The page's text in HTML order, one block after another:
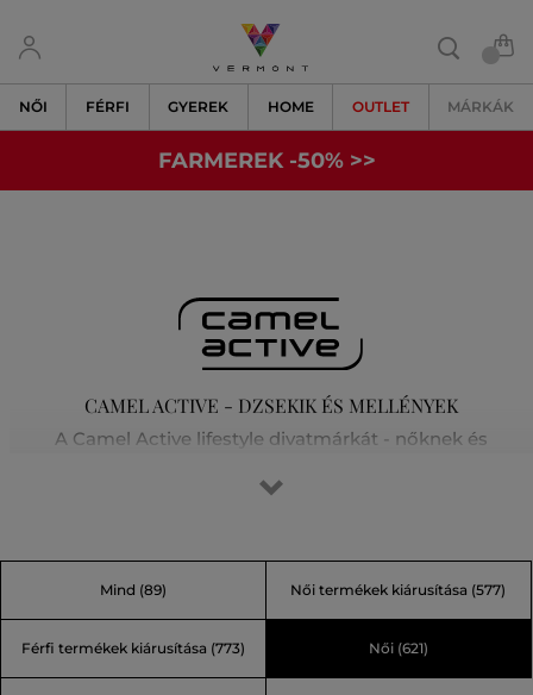
NŐI FÉRFI GYEREK HOME OUTLET MÁRKÁK
FARMEREK -50% >>
CAMEL ACTIVE - DZSEKIK ÉS MELLÉNYEK
A Camel Active lifestyle divatmárkát - nőknek és
ihlette. Kollekcióiban mindig kiváló minőségű anyagokat
azok számára, akik stílusosak szeretnek lenni a városban
vagy útra kelnek, hogy felfedezzék a világot.
Mind (89) Női termékek kiárusítása (577)
Férfi termékek kiárusítása (773) Női(621)